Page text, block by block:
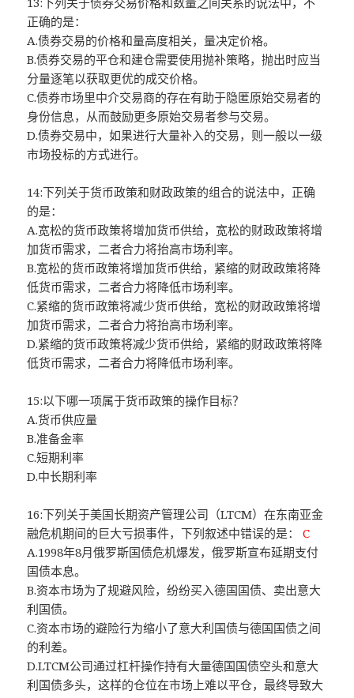
正确的是：
A.债券交易的价格和量高度相关，量决定价格。
B.债券交易的平仓和建仓需要使用抛补策略，抛出时应当
分量逐笔以获取更优的成交价格。
C.债券市场里中介交易商的存在有助于隐匿原始交易者的
身份信息，从而鼓励更多原始交易者参与交易。
D.债券交易中，如果进行大量补入的交易，则一般以一级
市场投标的方式进行。
14:下列关于货币政策和财政政策的组合的说法中，正确
的是：
A.宽松的货币政策将增加货币供给，宽松的财政政策将增
加货币需求，二者合力将抬高市场利率。
B.宽松的货币政策将增加货币供给，紧缩的财政政策将降
低货币需求，二者合力将降低市场利率。
C.紧缩的货币政策将减少货币供给，宽松的财政政策将增
加货币需求，二者合力将抬高市场利率。
D.紧缩的货币政策将减少货币供给，紧缩的财政政策将降
低货币需求，二者合力将降低市场利率。
15:以下哪一项属于货币政策的操作目标？
A.货币供应量
B.准备金率
C.短期利率
D.中长期利率
16:下列关于美国长期资产管理公司（LTCM）在东南亚金
融危机期间的巨大亏损事件，下列叙述中错误的是：C
A.1998年8月俄罗斯国债危机爆发，俄罗斯宣布延期支付
国债本息。
B.资本市场为了规避风险，纷纷买入德国国债、卖出意大
利国债。
C.资本市场的避险行为缩小了意大利国债与德国国债之间
的利差。
D.LTCM公司通过杠杆操作持有大量德国国债空头和意大
利国债多头，这样的仓位在市场上难以平仓，最终导致大